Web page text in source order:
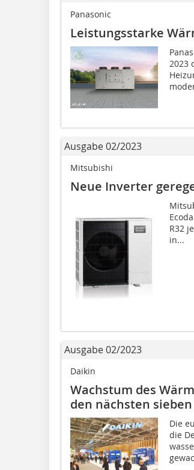
Panasonic
Leistungsstarke
2023
Ausgabe 02/2023
Mitsubishi
Neue Inverter
R32
in...
Ausgabe 02/2023
Daikin
Wachstum des
den nächsten
Die
die